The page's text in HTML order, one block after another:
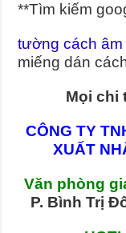
**Tìm kiếm
tường cách âm
miếng dán
Mọi chi
CÔNG TY
XUẤT
Văn phòng
P. Bình Trị